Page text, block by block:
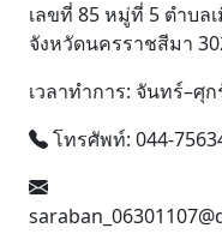
เลขที่ 85 หมู่ที่ 5 ตำบล
จังหวัดนครราชสีมา
เวลาทำการ: จันทร์–ศุก
โทรศัพท์: 044-